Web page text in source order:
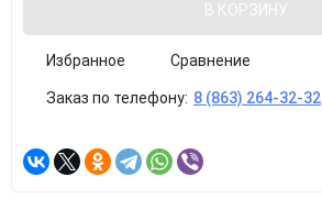
В КОРЗИНУ
Избранное Сравнение
Заказ по телефону: 8 (863) 264-32-32